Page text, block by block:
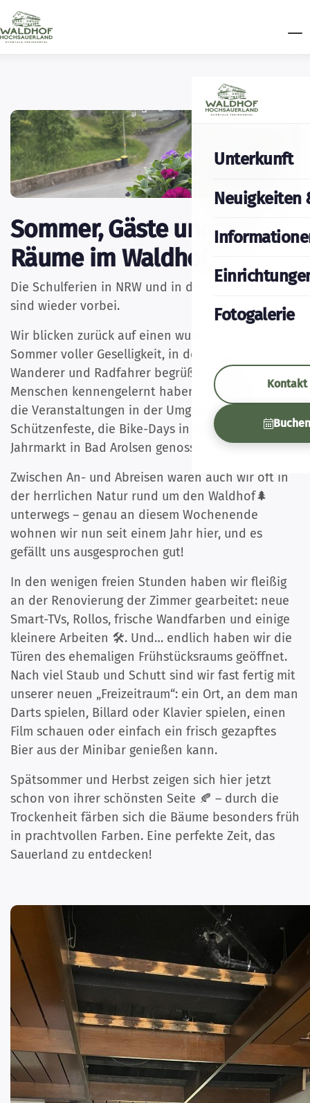
Unterkunft
Neuigkeiten
Fotogalerie
Kontakt
Sommer, Gäste und neue
Räume im Waldhof
Die Schulferien in NRW und in den Niederlanden
sind wieder vorbei.
Wir blicken zurück auf einen wunderschönen
Sommer voller Geselligkeit, in dem wir viele
Wanderer und Radfahrer begrüßen durften, neue
Menschen kennengelernt haben und selbst auch
die Veranstaltungen in der Umgebung wie die
Schützenfeste, die Bike-Days in Willingen und den
Jahrmarkt in Bad Arolsen genossen haben.
Zwischen An- und Abreisen waren auch wir oft in
der herrlichen Natur rund um den Waldhof🌲
unterwegs – genau an diesem Wochenende
wohnen wir nun seit einem Jahr hier, und es
gefällt uns ausgesprochen gut!
In den wenigen freien Stunden haben wir fleißig
an der Renovierung der Zimmer gearbeitet: neue
Smart-TVs, Rollos, frische Wandfarben und einige
kleinere Arbeiten 🛠️. Und… endlich haben wir die
Türen des ehemaligen Frühstücksraums geöffnet.
Nach viel Staub und Schutt sind wir fast fertig mit
unserer neuen „Freizeitraum“: ein Ort, an dem man
Darts spielen, Billard oder Klavier spielen, einen
Film schauen oder einfach ein frisch gezapftes
Bier aus der Minibar genießen kann.
Spätsommer und Herbst zeigen sich hier jetzt
schon von ihrer schönsten Seite 🍂 – durch die
Trockenheit färben sich die Bäume besonders früh
in prachtvollen Farben. Eine perfekte Zeit, das
Sauerland zu entdecken!